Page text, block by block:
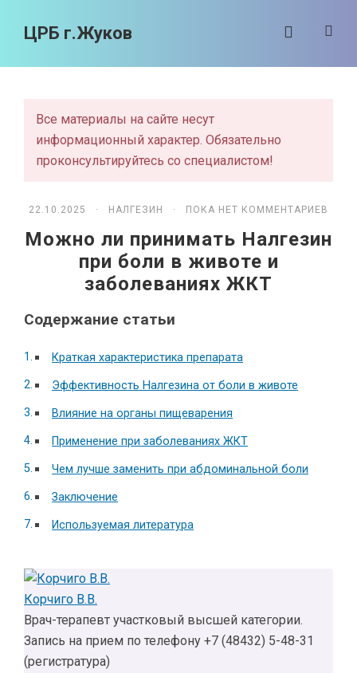
ЦРБ г.Жуков
Все материалы на сайте несут
информационный характер. Обязательно
проконсультируйтесь со специалистом!
22.10.2025 · НАЛГЕЗИН · ПОКА НЕТ КОММЕНТАРИЕВ
Можно ли принимать Налгезин
при боли в животе и
заболеваниях ЖКТ
Содержание статьи
Краткая характеристика препарата
Эффективность Налгезина от боли в животе
Влияние на органы пищеварения
Применение при заболеваниях ЖКТ
Чем лучше заменить при абдоминальной боли
Заключение
Используемая литература
Корчиго В.В.
Врач-терапевт участковый высшей категории.
Запись на прием по телефону +7 (48432) 5-48-31
(регистратура)